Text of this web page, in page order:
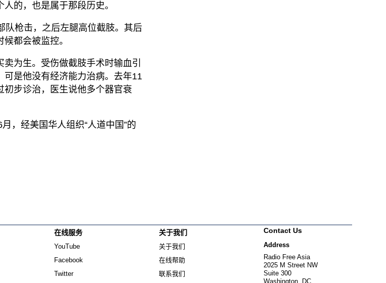
的，也是属于那段历史。
队枪击，之后左腿高位截肢。其后
都会被监控。
为生。受伤做截肢手术时输血引
是他没有经济能力治病。去年11
步诊治，医生说他多个器官衰
，经美国华人组织“人道中国”的
在线服务
YouTube
Facebook
Twitter
关于我们
关于我们
在线帮助
联系我们
Contact Us
Address
Radio Free Asia
2025 M Street NW
Suite 300
Washington, DC